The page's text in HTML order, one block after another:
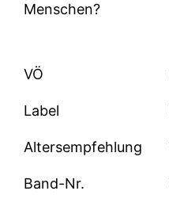
Menschen?
VÖ
Label
Altersempfehlung
Band-Nr.